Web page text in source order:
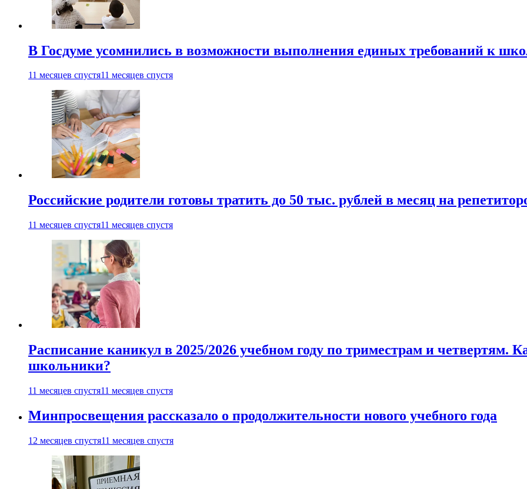
В Госдуме усомнились в возможности выполнения единых требований к
11 месяцев спустя11 месяцев спустя
Российские родители готовы тратить до 50 тыс. рублей в месяц на
11 месяцев спустя11 месяцев спустя
Расписание каникул в 2025/2026 учебном году по триместрам и четвертям.
школьники?
11 месяцев спустя11 месяцев спустя
Минпросвещения рассказало о продолжительности нового учебного года
12 месяцев спустя11 месяцев спустя